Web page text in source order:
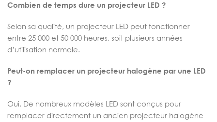
Combien de temps dure un projecteur LED ?
Selon sa qualité, un projecteur LED peut fonctionner
entre 25 000 et 50 000 heures, soit plusieurs années
d’utilisation normale.
Peut-on remplacer un projecteur halogène par une LED
?
Oui. De nombreux modèles LED sont conçus pour
remplacer directement un ancien projecteur halogène